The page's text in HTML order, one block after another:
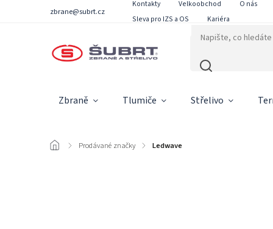
zbrane@subrt.cz
Kontakty Velkoobchod O nás
Sleva pro IZS a OS
Kariéra
Zbraně Tlumiče Střelivo
/ Prodávané značky / Ledwave